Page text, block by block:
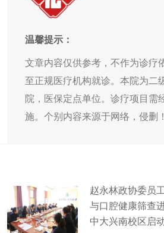
温馨提示：
文章内容仅供参考，不作为诊疗
至正规医疗机构就诊。本院为二
院，医保定点单位。诊疗项目需
施。个别内容来源于网络，侵删！
赵永林政协委员
与口腔健康筛查
中大兴南校区启